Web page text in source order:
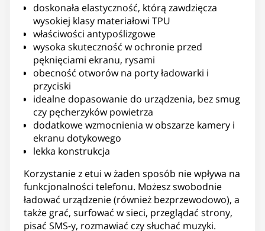
doskonała elastyczność, którą zawdzięcza
wysokiej klasy materiałowi TPU
właściwości antypoślizgowe
wysoka skuteczność w ochronie przed
pęknięciami ekranu, rysami
obecność otworów na porty ładowarki i
przyciski
idealne dopasowanie do urządzenia, bez smug
czy pęcherzyków powietrza
dodatkowe wzmocnienia w obszarze kamery i
ekranu dotykowego
lekka konstrukcja
Korzystanie z etui w żaden sposób nie wpływa na
funkcjonalności telefonu. Możesz swobodnie
ładować urządzenie (również bezprzewodowo), a
także grać, surfować w sieci, przeglądać strony,
pisać SMS-y, rozmawiać czy słuchać muzyki.